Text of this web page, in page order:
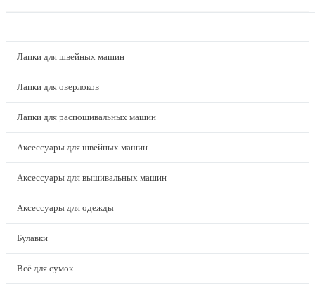
Лапки для швейных машин
Лапки для оверлоков
Лапки для распошивальных машин
Аксессуары для швейных машин
Аксессуары для вышивальных машин
Аксессуары для одежды
Булавки
Всё для сумок